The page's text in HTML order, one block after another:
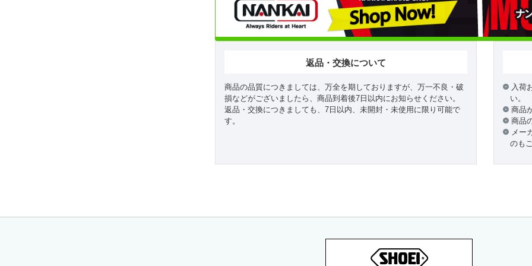
返品・交換について
商品の品質につきましては、万全を期しておりますが、万一不良・破
損などがございましたら、商品到着後7日以内にお知らせください。
返品・交換につきましても、7日以内、未開封・未使用に限り可能で
す。
入荷
い。
商品
商品
メー
のも